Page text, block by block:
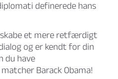
definerede hans
et mere retfærdigt
og er kendt for din
du have
Barack Obama!